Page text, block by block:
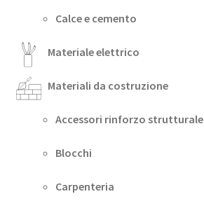
Calce e cemento
Materiale elettrico
Materiali da costruzione
Accessori rinforzo strutturale
Blocchi
Carpenteria